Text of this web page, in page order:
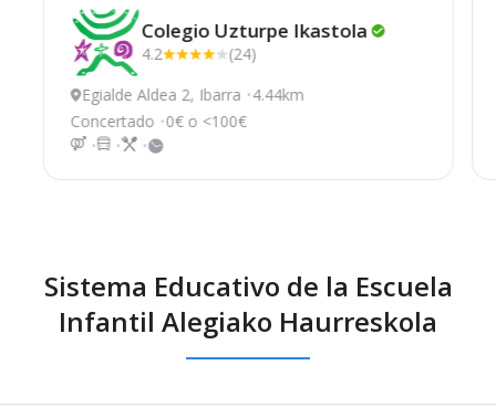
Colegio Uzturpe Ikastola
4.2
(24)
Egialde Aldea 2, Ibarra 4.44km
Concertado 0€ o <100€
Sistema Educativo de la Escuela
Infantil Alegiako Haurreskola